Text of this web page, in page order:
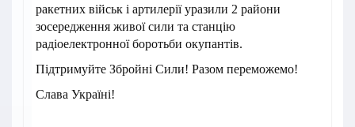
ракетних військ і артилерії уразили 2 райони
зосередження живої сили та станцію
радіоелектронної боротьби окупантів.
Підтримуйте Збройні Сили! Разом переможемо!
Слава Україні!